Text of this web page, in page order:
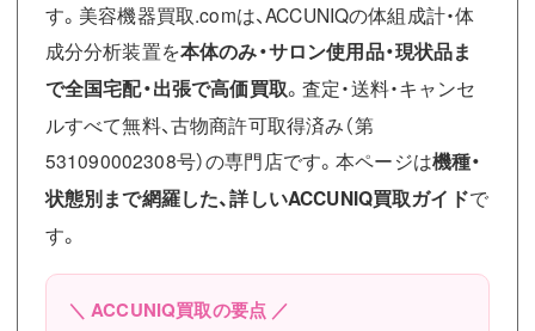
す。美容機器買取.comは、ACCUNIQの体組成計・体
成分分析装置を本体のみ・サロン使用品・現状品ま
で全国宅配・出張で高価買取。査定・送料・キャンセ
ルすべて無料、古物商許可取得済み（第
531090002308号）の専門店です。本ページは機種・
状態別まで網羅した、詳しいACCUNIQ買取ガイドで
す。
＼ ACCUNIQ買取の要点 ／